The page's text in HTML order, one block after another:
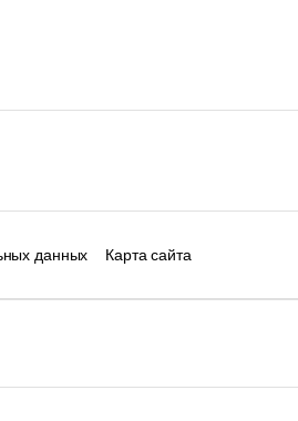
данных Карта сайта